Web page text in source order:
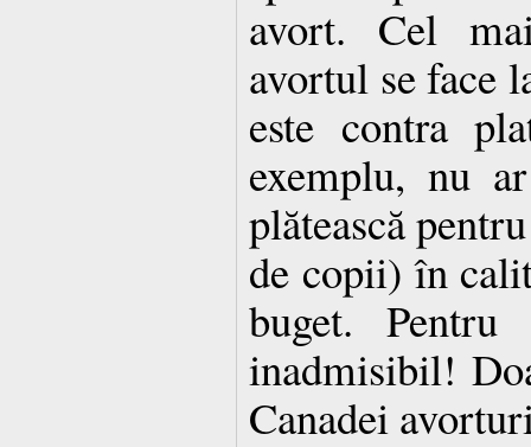
avort. Cel
avortul se face
este contra
exemplu, nu
plătească
de copii) în
buget.
inadmisibil!
Canadei